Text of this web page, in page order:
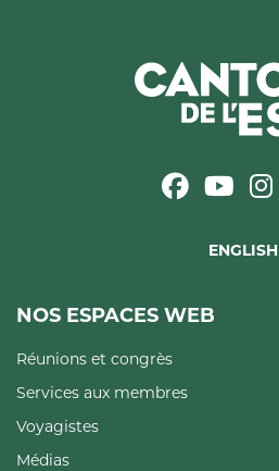
ENGLISH
NOS ESPACES WEB
Réunions et congrès
Services aux membres
Voyagistes
Médias